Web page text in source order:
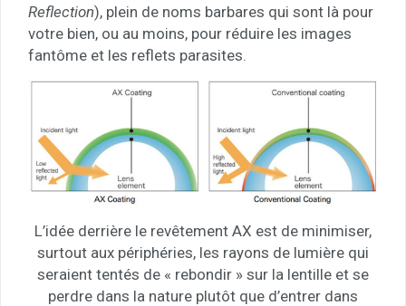
Reflection), plein de noms barbares qui sont là pour
votre bien, ou au moins, pour réduire les images
fantôme et les reflets parasites.
L’idée derrière le revêtement AX est de minimiser,
surtout aux périphéries, les rayons de lumière qui
seraient tentés de « rebondir » sur la lentille et se
perdre dans la nature plutôt que d’entrer dans